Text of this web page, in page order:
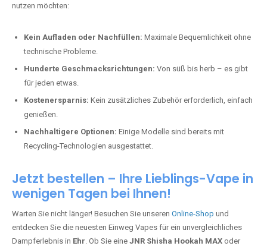
nutzen möchten:
Kein Aufladen oder Nachfüllen: Maximale Bequemlichkeit ohne
technische Probleme.
Hunderte Geschmacksrichtungen: Von süß bis herb – es gibt
für jeden etwas.
Kostenersparnis: Kein zusätzliches Zubehör erforderlich, einfach
genießen.
Nachhaltigere Optionen: Einige Modelle sind bereits mit
Recycling-Technologien ausgestattet.
Jetzt bestellen – Ihre Lieblings-Vape in
wenigen Tagen bei Ihnen!
Warten Sie nicht länger! Besuchen Sie unseren Online-Shop und
entdecken Sie die neuesten Einweg Vapes für ein unvergleichliches
Dampferlebnis in Ehr. Ob Sie eine JNR Shisha Hookah MAX oder